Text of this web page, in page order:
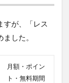
すが、「レス
した。
月額・ポイン
ト・無料期間